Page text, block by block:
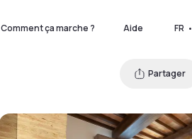
Comment ça marche ? Aide FR •
Partager